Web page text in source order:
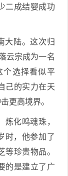
二成结婴成功
大陆。这次归
云宗成为一名
个选择看似平
己的实力在天
更高境界。
化鸣魂珠，
时，他参加了
珍贵物品。
的是建立了广